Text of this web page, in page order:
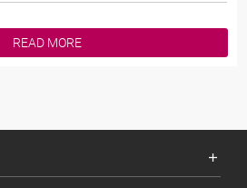
READ MORE